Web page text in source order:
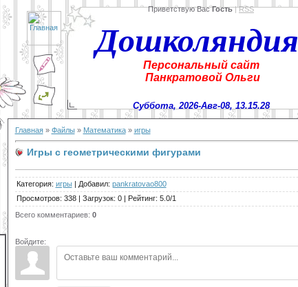
Приветствую Вас Гость |RSS
Дошколяндия
Персональный сайт
Панкратовой Ольги
Суббота, 2026-Авг-08, 13.15.28
Главная» Файлы» Математика» игры
Игры с геометрическими фигурами
Категория: игры| Добавил: pankratovao800
Просмотров: 338| Загрузок: 0 | Рейтинг: 5.0/1
Всего комментариев: 0
Войдите: